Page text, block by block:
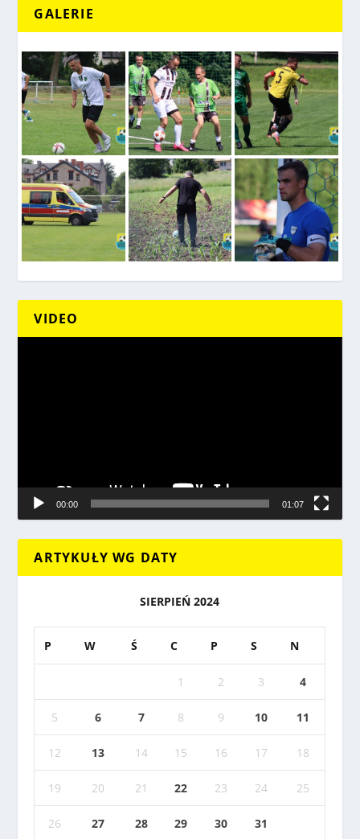
GALERIE
VIDEO
00:00 01:07
ARTYKUŁY WG DATY
SIERPIEŃ 2024
P W Ś C P S N
1 2 3 4
5 6 7 8 9 10 11
12 13 14 15 16 17 18
19 20 21 22 23 24 25
26 27 28 29 30 31